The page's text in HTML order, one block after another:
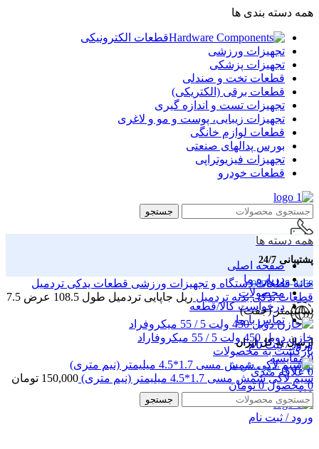
همه دسته بندی ها
قطعات الکترونیکی
تجهیزات ورزشی
تجهیزات پزشکی
قطعات تخت و صندلی
قطعات برقی (الکتریکی)
تجهیزات تست و اندازه گیری
تجهیزات زیبایی، پوست و مو و لاغری
قطعات لوازم خانگی
بورس پدالهای صنعتی
تجهیزات فیزیوتراپی
قطعات خودرو
جستجو
پشتیبانی 24/7
0998-148-8468
ارسال به کل ایران
تهران و شهرستان ها
منو
ورود / ثبت نام
همه دسته ها
صفحه اصلی
درباره ما
محصولات
درخواست کالا/قطعه
تماس با ما
ورود / ثبت نام
0 مقایسه
0 علاقه مندی
0 محصول 0 تومان
جستجو
خانهقطعات دستگاه و تجهیزات ورزشی قطعات یدکی تردمیل
قطعات یدکی بدنه تردمیل
ریل جاپایی تردمیل طول 108.5 عرض 7.5
سانتیمتر (جفت)
خازن دوبل 450 ولت 5 / 55 میکروفاراد
بازگشت به محصولات
سیم لاکی شمش مسی 1.7*4.5 میلیمتر (نیم متری) 150,000 تومان